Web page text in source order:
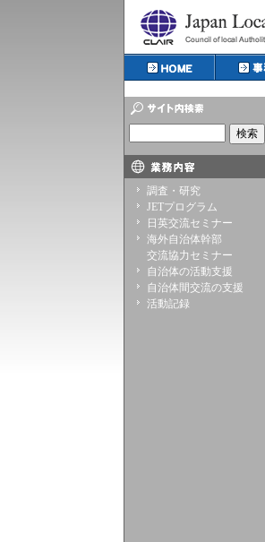
調査・研究
JETプログラム
日英交流セミナー
海外自治体幹部
交流協力セミナー
自治体の活動支援
自治体間交流の支援
活動記録